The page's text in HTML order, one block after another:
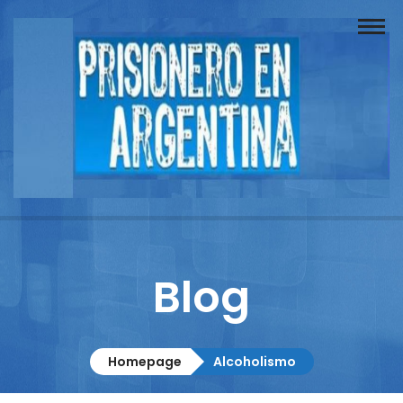
Buscador
Documentos
Columnistas
Contacto
Blog
Homepage Alcoholismo